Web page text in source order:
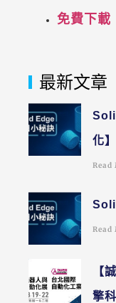
免費下載
最新文章
化】
Read
Read
【
擎